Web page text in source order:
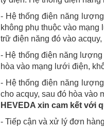
- Hệ thống điện năng
không phụ thuộc vào
trữ điện năng đó vào
- Hệ thống điện năng
hòa vào mạng lưới điện,
- Hệ thống điện năng
cho acquy, sau đó hòa vào
HEVEDA xin cam kết với
- Tiếp cận và xử lý đơn